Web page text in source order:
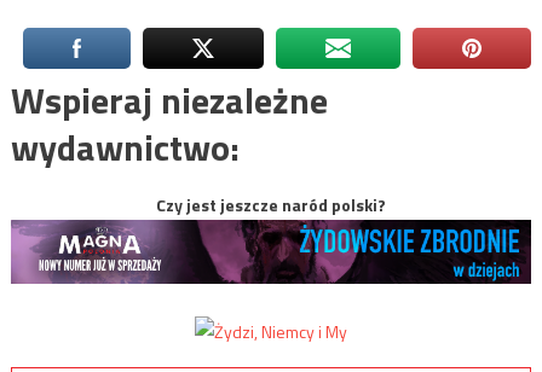
Wspieraj niezależne
wydawnictwo:
Czy jest jeszcze naród polski?